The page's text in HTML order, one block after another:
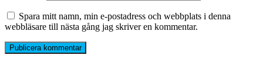
Spara mitt namn, min e-postadress och webbplats i denna
webbläsare till nästa gång jag skriver en kommentar.